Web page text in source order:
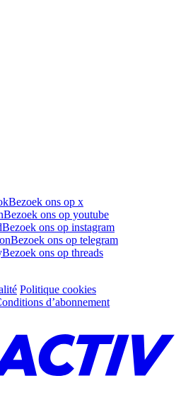
Bezoek ons op x
Bezoek ons op youtube
Bezoek ons op instagram
Bezoek ons op telegram
Bezoek ons op threads
Politique cookies
d’abonnement